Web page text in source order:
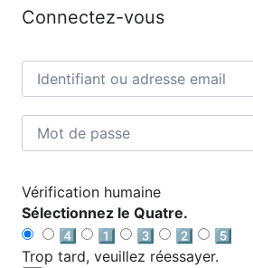
Connectez-vous
Vérification humaine
Sélectionnez le Quatre.
4️⃣
1️⃣ 3️⃣ 2️⃣
5️⃣
Trop tard, veuillez réessayer.